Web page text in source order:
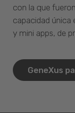
con la que
capacidad única
y mini apps, de
GeneXus